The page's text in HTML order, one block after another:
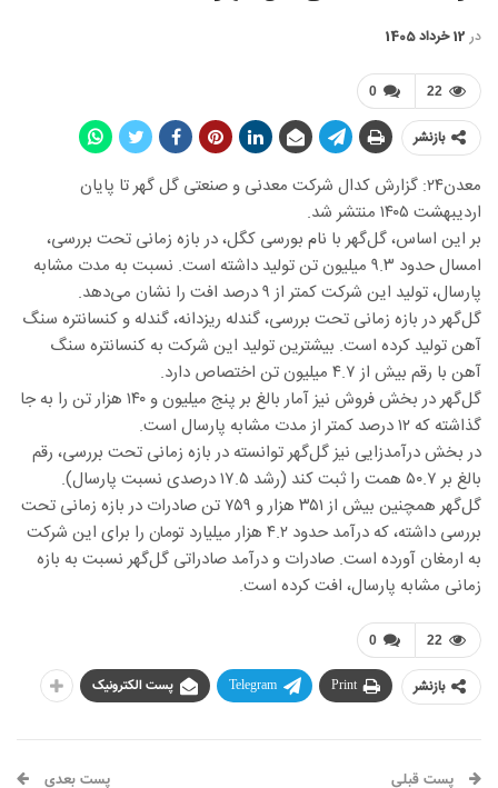
در 12 خرداد 1405
0 22
بازنشر
معدن۲۴: گزارش کدال شرکت معدنی و صنعتی گل گهر تا پایان
اردیبهشت ۱۴۰۵ منتشر شد.
بر این اساس، گل‌گهر با نام بورسی کگل، در بازه زمانی تحت بررسی،
امسال حدود ۹.۳ میلیون تن تولید داشته است. نسبت به مدت مشابه
پارسال، تولید این شرکت کمتر از ۹ درصد افت را نشان می‌دهد.
گل‌گهر در بازه زمانی تحت بررسی، گندله ریزدانه، گندله و کنسانتره سنگ
آهن تولید کرده است. بیشترین تولید این شرکت به کنسانتره سنگ
آهن با رقم بیش از ۴.۷ میلیون تن اختصاص دارد.
گل‌گهر در بخش فروش نیز آمار بالغ بر پنج میلیون و ۱۴۰ هزار تن را به جا
گذاشته که ۱۲ درصد کمتر از مدت مشابه پارسال است.
در بخش درآمدزایی نیز گل‌گهر توانسته در بازه زمانی تحت بررسی، رقم
بالغ بر ۵۰.۷ همت را ثبت کند (رشد ۱۷.۵ درصدی نسبت پارسال).
گل‌گهر همچنین بیش از ۳۵۱ هزار و ۷۵۹ تن صادرات در بازه زمانی تحت
بررسی داشته، که درآمد حدود ۴.۲ هزار میلیارد تومان را برای این شرکت
به ارمغان آورده است. صادرات و درآمد صادراتی گل‌گهر نسبت به بازه
زمانی مشابه پارسال، افت کرده است.
0 22
بازنشر Print
Telegram پست الکترونیک
پست قبلی پست بعدی